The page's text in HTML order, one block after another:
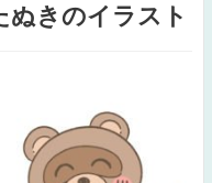
ぬきのイラスト